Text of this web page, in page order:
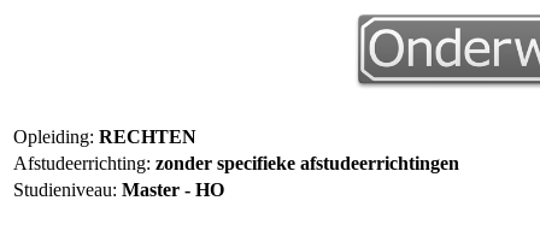
Opleiding: RECHTEN
Afstudeerrichting: zonder specifieke afstudeerrichtingen
Studieniveau: Master - HO